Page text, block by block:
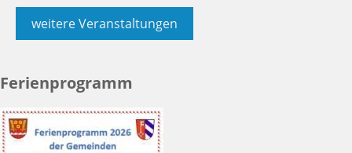
weitere Veranstaltungen
Ferienprogramm